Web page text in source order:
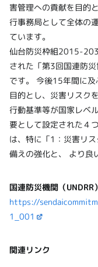
害管理への貢献を目的
行事務局として全体の
ています。
仙台防災枠組2015-
された「第3回国連防
です。 今後15年間に
目的とし、災害リスク
行動基準等が国家レベ
要として設定された４
は、特に「1：災害リ
備えの強化と、 より良
国連防災機関（
https://
1_001
関連リンク